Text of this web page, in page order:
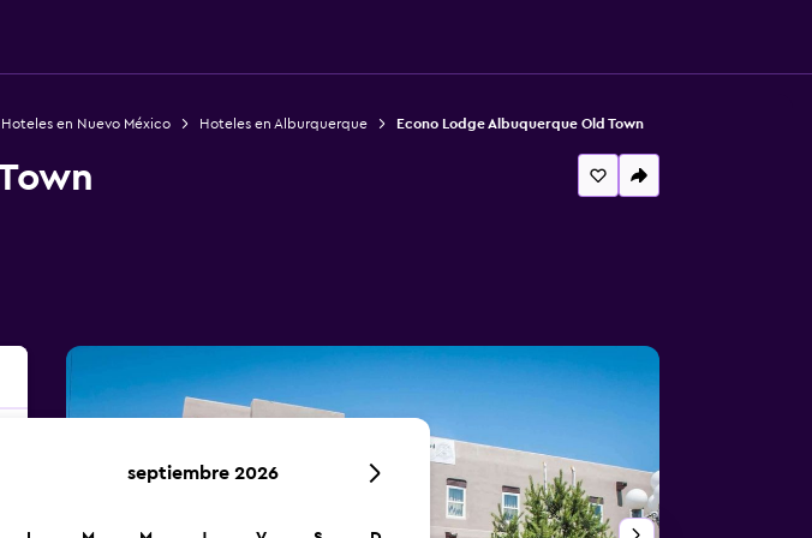
Hoteles en Nuevo México Hoteles en Alburquerque Econo Lodge Albuquerque Old Town
septiembre 2026